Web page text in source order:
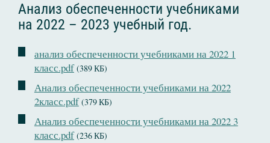
Анализ обеспеченности учебниками
на 2022 – 2023 учебный год.
анализ обеспеченности учебниками на 2022 1
класс.pdf (389 КБ)
Анализ обеспеченности учебниками на 2022
2класс.pdf (379 КБ)
Анализ обеспеченности учебниками на 2022 3
класс.pdf (236 КБ)